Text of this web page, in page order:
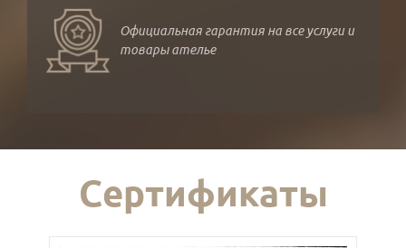
Официальная гарантия на все услуги и
товары ателье
Сертификаты